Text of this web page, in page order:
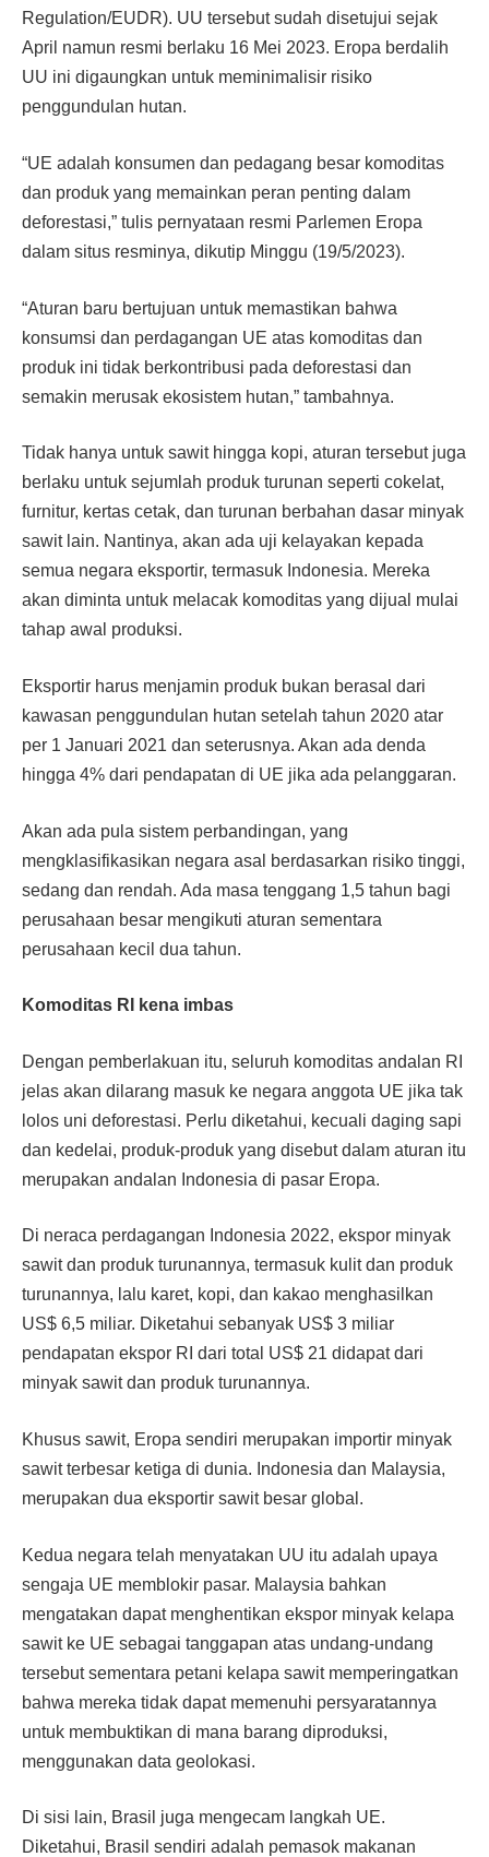
Regulation/EUDR). UU tersebut sudah disetujui sejak
April namun resmi berlaku 16 Mei 2023. Eropa berdalih
UU ini digaungkan untuk meminimalisir risiko
penggundulan hutan.
“UE adalah konsumen dan pedagang besar komoditas
dan produk yang memainkan peran penting dalam
deforestasi,” tulis pernyataan resmi Parlemen Eropa
dalam situs resminya, dikutip Minggu (19/5/2023).
“Aturan baru bertujuan untuk memastikan bahwa
konsumsi dan perdagangan UE atas komoditas dan
produk ini tidak berkontribusi pada deforestasi dan
semakin merusak ekosistem hutan,” tambahnya.
Tidak hanya untuk sawit hingga kopi, aturan tersebut juga
berlaku untuk sejumlah produk turunan seperti cokelat,
furnitur, kertas cetak, dan turunan berbahan dasar minyak
sawit lain. Nantinya, akan ada uji kelayakan kepada
semua negara eksportir, termasuk Indonesia. Mereka
akan diminta untuk melacak komoditas yang dijual mulai
tahap awal produksi.
Eksportir harus menjamin produk bukan berasal dari
kawasan penggundulan hutan setelah tahun 2020 atar
per 1 Januari 2021 dan seterusnya. Akan ada denda
hingga 4% dari pendapatan di UE jika ada pelanggaran.
Akan ada pula sistem perbandingan, yang
mengklasifikasikan negara asal berdasarkan risiko tinggi,
sedang dan rendah. Ada masa tenggang 1,5 tahun bagi
perusahaan besar mengikuti aturan sementara
perusahaan kecil dua tahun.
Komoditas RI kena imbas
Dengan pemberlakuan itu, seluruh komoditas andalan RI
jelas akan dilarang masuk ke negara anggota UE jika tak
lolos uni deforestasi. Perlu diketahui, kecuali daging sapi
dan kedelai, produk-produk yang disebut dalam aturan itu
merupakan andalan Indonesia di pasar Eropa.
Di neraca perdagangan Indonesia 2022, ekspor minyak
sawit dan produk turunannya, termasuk kulit dan produk
turunannya, lalu karet, kopi, dan kakao menghasilkan
US$ 6,5 miliar. Diketahui sebanyak US$ 3 miliar
pendapatan ekspor RI dari total US$ 21 didapat dari
minyak sawit dan produk turunannya.
Khusus sawit, Eropa sendiri merupakan importir minyak
sawit terbesar ketiga di dunia. Indonesia dan Malaysia,
merupakan dua eksportir sawit besar global.
Kedua negara telah menyatakan UU itu adalah upaya
sengaja UE memblokir pasar. Malaysia bahkan
mengatakan dapat menghentikan ekspor minyak kelapa
sawit ke UE sebagai tanggapan atas undang-undang
tersebut sementara petani kelapa sawit memperingatkan
bahwa mereka tidak dapat memenuhi persyaratannya
untuk membuktikan di mana barang diproduksi,
menggunakan data geolokasi.
Di sisi lain, Brasil juga mengecam langkah UE.
Diketahui, Brasil sendiri adalah pemasok makanan